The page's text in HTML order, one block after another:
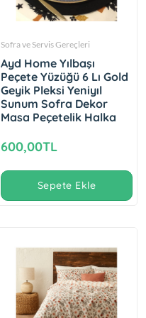
Sofra ve Servis Gereçleri
Ayd Home Yılbaşı
Peçete Yüzüğü 6 Lı Gold
Geyik Pleksi Yeniyıl
Sunum Sofra Dekor
Masa Peçetelik Halka
600,00TL
Sepete Ekle